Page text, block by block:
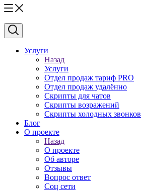
Услуги
Назад
Услуги
Отдел продаж тариф PRO
Отдел продаж удалённо
Скрипты для чатов
Скрипты возражений
Скрипты холодных звонков
Блог
О проекте
Назад
О проекте
Об авторе
Отзывы
Вопрос ответ
Соц сети